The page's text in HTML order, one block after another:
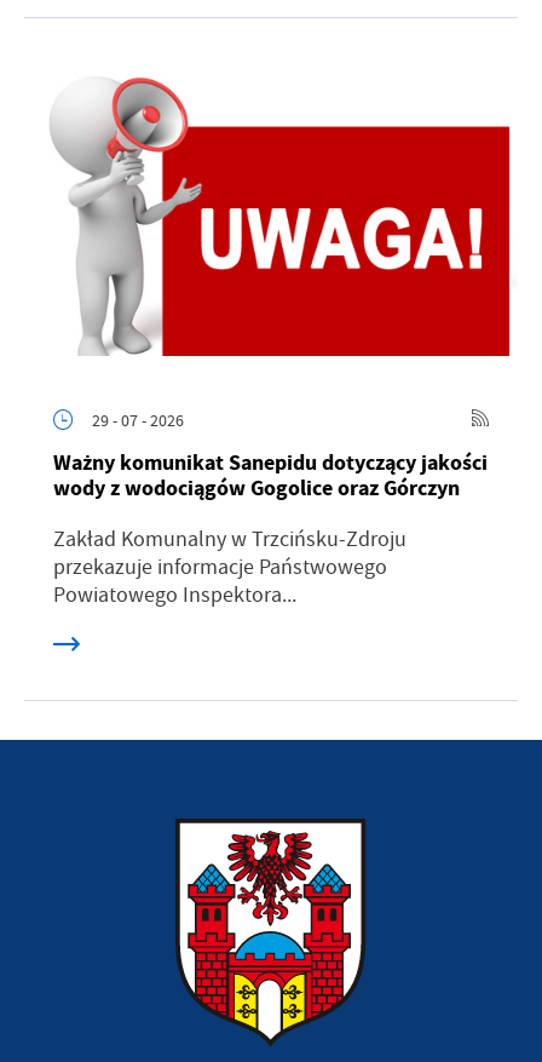
29 - 07 - 2026
Ważny komunikat Sanepidu dotyczący jakości
wody z wodociągów Gogolice oraz Górczyn
Zakład Komunalny w Trzcińsku-Zdroju
przekazuje informacje Państwowego
Powiatowego Inspektora...